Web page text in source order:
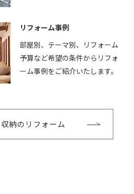
リフォーム事例
部屋別、テーマ別、リフォーム
予算など希望の条件からリフォ
ーム事例をご紹介いたします。
納のリフォーム